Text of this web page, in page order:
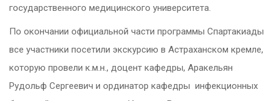
государственного медицинского университета.
По окончании официальной части программы Спартакиады
все участники посетили экскурсию в Астраханском кремле,
которую провели к.м.н., доцент кафедры, Аракельян
Рудольф Сергеевич и ординатор кафедры инфекционных